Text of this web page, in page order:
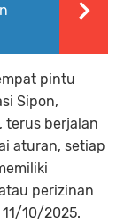
pintu
Sipon,
terus berjalan
aturan, setiap
perizinan
10/2025.